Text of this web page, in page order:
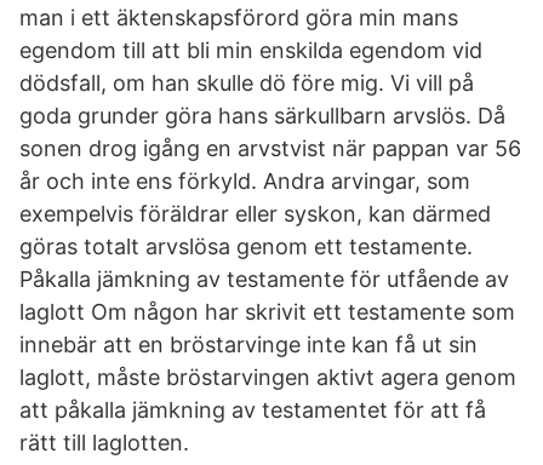
man i ett äktenskapsförord göra min mans
egendom till att bli min enskilda egendom vid
dödsfall, om han skulle dö före mig. Vi vill på
goda grunder göra hans särkullbarn arvslös. Då
sonen drog igång en arvstvist när pappan var 56
år och inte ens förkyld. Andra arvingar, som
exempelvis föräldrar eller syskon, kan därmed
göras totalt arvslösa genom ett testamente.
Påkalla jämkning av testamente för utfående av
laglott Om någon har skrivit ett testamente som
innebär att en bröstarvinge inte kan få ut sin
laglott, måste bröstarvingen aktivt agera genom
att påkalla jämkning av testamentet för att få
rätt till laglotten.